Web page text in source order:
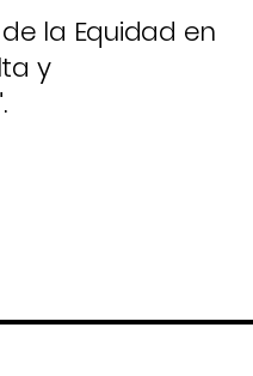
la Equidad en
y